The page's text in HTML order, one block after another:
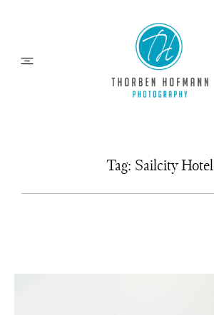
MOMENTE
Tag: Sailcity Hotel